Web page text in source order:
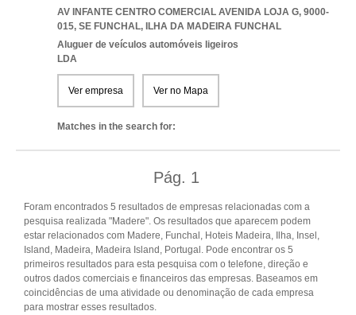
AV INFANTE CENTRO COMERCIAL AVENIDA LOJA G, 9000-
015, SE FUNCHAL, ILHA DA MADEIRA FUNCHAL
Aluguer de veículos automóveis ligeiros
LDA
Ver empresa Ver no Mapa
Matches in the search for:
Pág. 1
Foram encontrados 5 resultados de empresas relacionadas com a
pesquisa realizada "Madere". Os resultados que aparecem podem
estar relacionados com Madere, Funchal, Hoteis Madeira, Ilha, Insel,
Island, Madeira, Madeira Island, Portugal. Pode encontrar os 5
primeiros resultados para esta pesquisa com o telefone, direção e
outros dados comerciais e financeiros das empresas. Baseamos em
coincidências de uma atividade ou denominação de cada empresa
para mostrar esses resultados.